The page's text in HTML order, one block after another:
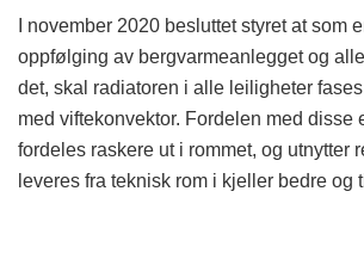
I november 2020 besluttet styret at som
oppfølging av bergvarmeanlegget og
det, skal radiatoren i alle leiligheter
med viftekonvektor. Fordelen med disse
fordeles raskere ut i rommet, og utnytter
leveres fra teknisk rom i kjeller bedre og